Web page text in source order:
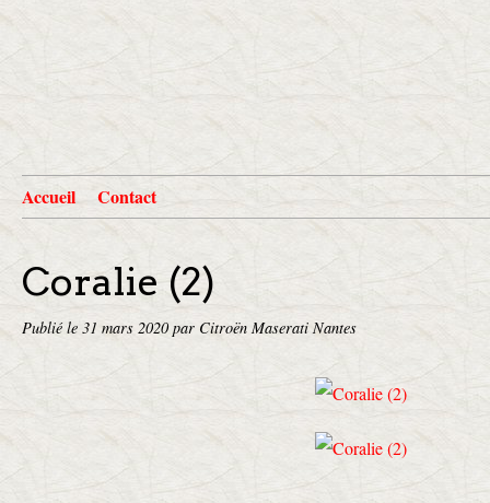
Accueil Contact
Coralie (2)
Publié le 31 mars 2020par Citroën Maserati Nantes